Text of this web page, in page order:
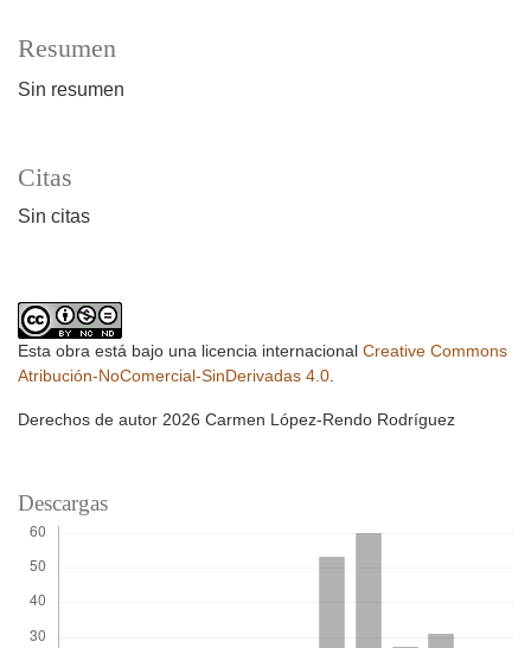
Resumen
Sin resumen
Citas
Sin citas
Esta obra está bajo una licencia internacional Creative Commons
Atribución-NoComercial-SinDerivadas 4.0.
Derechos de autor 2026 Carmen López-Rendo Rodríguez
Descargas